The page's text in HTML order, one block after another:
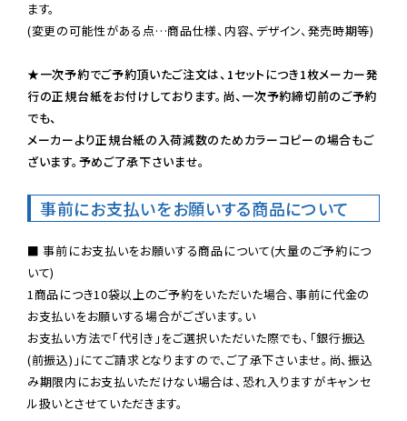
ます。
(変更の可能性がある点…商品仕様、内容、デザイン、発売時期等)
★一次予約でご予約頂いたご注文は、1セットにつき1枚メーカー発
行の正規台紙をお付けしております。尚、一次予約締切前のご予約
でも、
メーカーより正規台紙の入荷減数のためカラーコピーの場合もご
ざいます。予めご了承下さいませ。
事前にお支払いをお願いする商品について
■ 事前にお支払いをお願いする商品について(大量のご予約につ
いて)
1商品につき10袋以上のご予約をいただいた場合、事前に代金の
お支払いをお願いする場合がございます。い
お支払い方法で「代引き」をご選択いただいた際でも、「銀行振込
(前振込)」にてご請求となりますので、ご了承下さいませ。尚、振込
み期限内にお支払いただけない場合は、恐れ入りますがキャンセ
ル扱いとさせていただきます。